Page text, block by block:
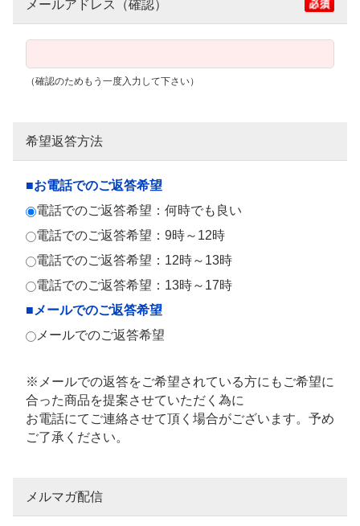
メールアドレス（確認）
（確認のためもう一度入力して下さい）
希望返答方法
■お電話でのご返答希望
電話でのご返答希望：何時でも良い
電話でのご返答希望：9時～12時
電話でのご返答希望：12時～13時
電話でのご返答希望：13時～17時
■メールでのご返答希望
メールでのご返答希望
※メールでの返答をご希望されている方にもご希望に
合った商品を提案させていただく為に
お電話にてご連絡させて頂く場合がございます。予め
ご了承ください。
メルマガ配信